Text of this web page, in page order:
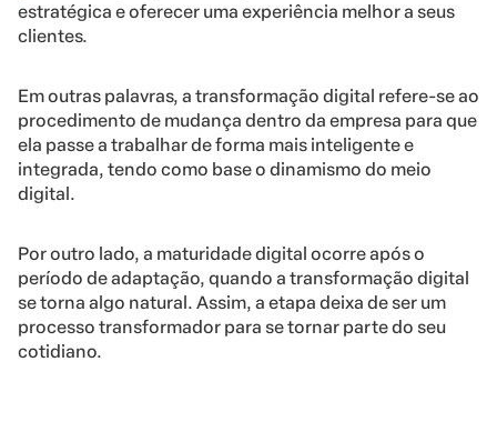
estratégica e oferecer uma experiência melhor a seus
clientes.
Em outras palavras, a transformação digital refere-se ao
procedimento de mudança dentro da empresa para que
ela passe a trabalhar de forma mais inteligente e
integrada, tendo como base o dinamismo do meio
digital.
Por outro lado, a maturidade digital ocorre após o
período de adaptação, quando a transformação digital
se torna algo natural. Assim, a etapa deixa de ser um
processo transformador para se tornar parte do seu
cotidiano.